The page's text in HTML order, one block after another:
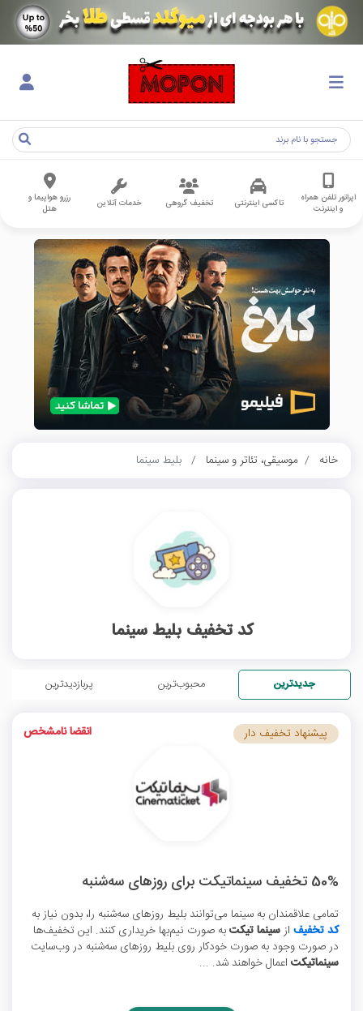
اپراتور تلفن همراه
و اینترنت
تاکسی اینترنتی تخفیف گروهی خدمات آنلاین
رزرو هواپیما و
هتل
خانه موسیقی، تئاتر و سینما بلیط سینما
کد تخفیف بلیط سینما
جدیدترین محبوب‌ترین پربازدیدترین
50% تخفیف سینماتیکت برای روزهای سه‌شنبه‌
تمامی علاقمندان به سینما می‌توانند بلیط‌ روزهای سه‌شنبه را، بدون نیاز به
کد تخفیف ازسینما تیکتبه صورت نیم‌بها خریداری کنند. این تخفیف‌ها
در صورت وجود به صورت خودکار روی بلیط روزهای سه‌شنبه در وب‌سایت
سینماتیکت اعمال خواهند شد. ...
پیشنهاد تخفیف دار انقضا نامشخص